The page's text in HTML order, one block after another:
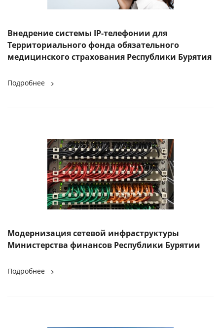
Внедрение системы IP-телефонии для
Территориального фонда обязательного
медицинского страхования Республики Бурятия
Подробнее
Модернизация сетевой инфраструктуры
Министерства финансов Республики Бурятии
Подробнее